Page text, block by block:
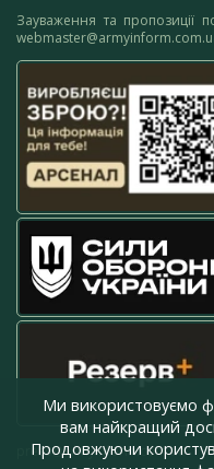
Зауваження та пропозиції
press@armyinform.com.ua
Ми використовуємо
вам найкращий
Продовжуючи